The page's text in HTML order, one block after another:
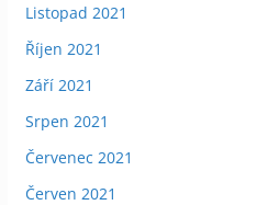
Listopad 2021
Říjen 2021
Září 2021
Srpen 2021
Červenec 2021
Červen 2021